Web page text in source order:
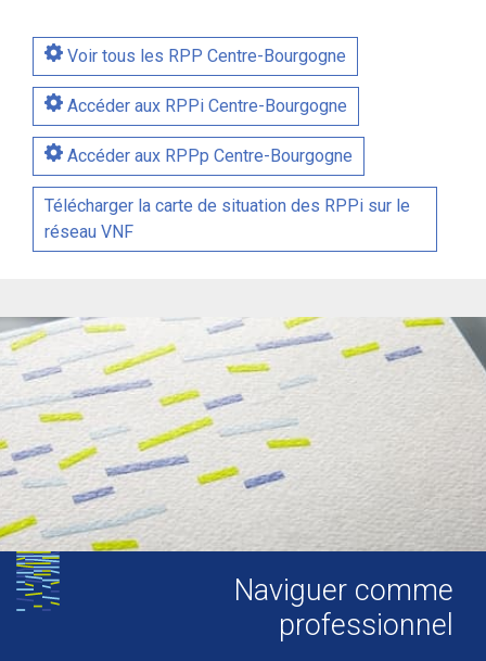
Voir tous les RPP Centre-Bourgogne
Accéder aux RPPi Centre-Bourgogne
Accéder aux RPPp Centre-Bourgogne
Télécharger la carte de situation des RPPi sur le
réseau VNF
Naviguer comme
professionnel